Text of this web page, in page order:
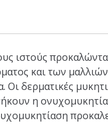
ιστούς
και των
δερματικές
η